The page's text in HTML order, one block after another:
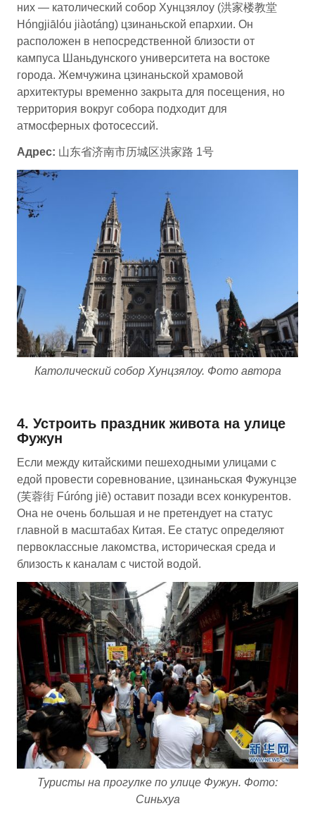
них — католический собор Хунцзялоу (洪家楼教堂
Hóngjiālóu jiàotáng) цзинаньской епархии. Он
расположен в непосредственной близости от
кампуса Шаньдунского университета на востоке
города. Жемчужина цзинаньской храмовой
архитектуры временно закрыта для посещения, но
территория вокруг собора подходит для
атмосферных фотосессий.
Адрес: 山东省济南市历城区洪家路 1号
Католический собор Хунцзялоу. Фото автора
4. Устроить праздник живота на улице
Фужун
Если между китайскими пешеходными улицами с
едой провести соревнование, цзинаньская Фужунцзе
(芙蓉街 Fúróng jiē) оставит позади всех конкурентов.
Она не очень большая и не претендует на статус
главной в масштабах Китая. Ее статус определяют
первоклассные лакомства, историческая среда и
близость к каналам с чистой водой.
Туристы на прогулке по улице Фужун. Фото:
Синьхуа